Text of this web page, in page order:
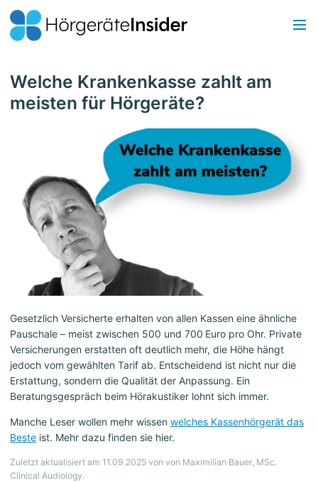
Welche Krankenkasse zahlt am
meisten für Hörgeräte?
Gesetzlich Versicherte erhalten von allen Kassen eine ähnliche
Pauschale – meist zwischen 500 und 700 Euro pro Ohr. Private
Versicherungen erstatten oft deutlich mehr, die Höhe hängt
jedoch vom gewählten Tarif ab. Entscheidend ist nicht nur die
Erstattung, sondern die Qualität der Anpassung. Ein
Beratungsgespräch beim Hörakustiker lohnt sich immer.
Manche Leser wollen mehr wissen welches Kassenhörgerät das
Beste ist. Mehr dazu finden sie hier.
Zuletzt aktualisiert am 11.09.2025 von von Maximilian Bauer, MSc.
Clinical Audiology.